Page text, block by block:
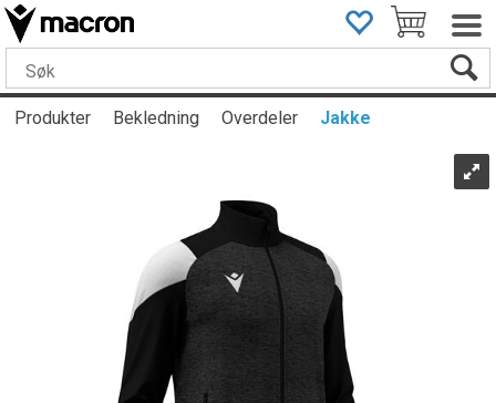
Produkter Bekledning Overdeler Jakke